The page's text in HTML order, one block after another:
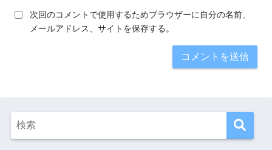
次回のコメントで使用するためブラウザーに自分の名前、
メールアドレス、サイトを保存する。